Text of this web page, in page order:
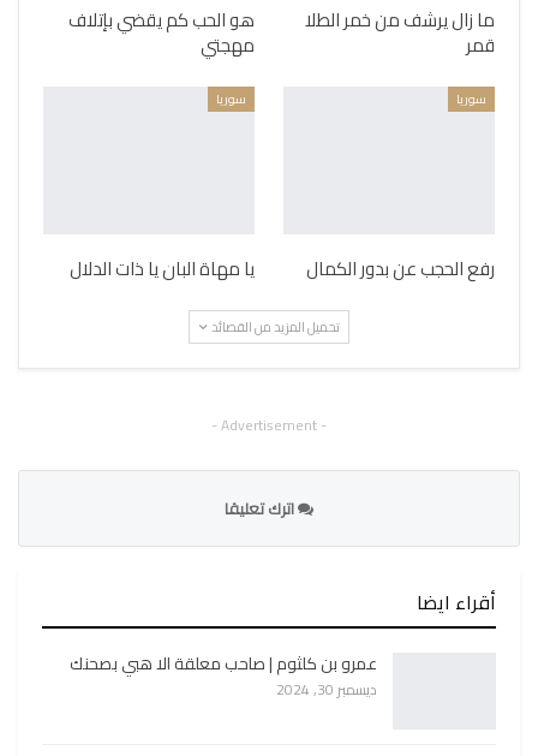
ما زال يرشف من خمر الطلا
قمر
هو الحب كم يقضي بإتلاف
مهجتي
سوريا
رفع الحجب عن بدور الكمال
سوريا
يا مهاة البان يا ذات الدلال
تحميل المزيد من القصائد
- Advertisement -
اترك تعليقا
أقراء ايضا
عمرو بن كلثوم | صاحب معلقة الا هبي بصحنك
ديسمبر 30, 2024